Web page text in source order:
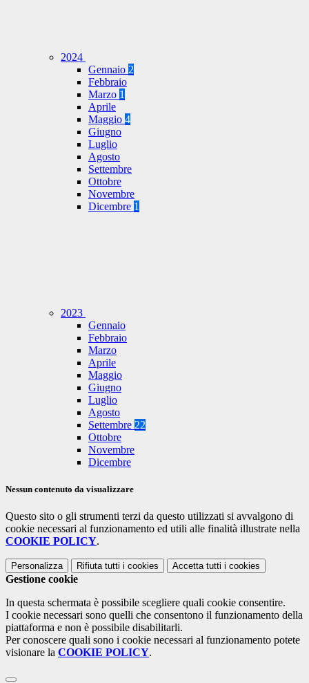
2024
Gennaio 2
Febbraio
Marzo 1
Aprile
Maggio 4
Giugno
Luglio
Agosto
Settembre
Ottobre
Novembre
Dicembre 1
2023
Gennaio
Febbraio
Marzo
Aprile
Maggio
Giugno
Luglio
Agosto
Settembre 22
Ottobre
Novembre
Dicembre
Nessun contenuto da visualizzare
Questo sito o gli strumenti terzi da questo utilizzati si avvalgono di
cookie necessari al funzionamento ed utili alle finalità illustrate nella
COOKIE POLICY.
Personalizza Rifiuta tutti i cookies Accetta tutti i cookies
Gestione cookie
In questa schermata è possibile scegliere quali cookie consentire.
I cookie necessari sono quelli che consentono il funzionamento della
piattaforma e non è possibile disabilitarli.
Per conoscere quali sono i cookie necessari al funzionamento potete
visionare la COOKIE POLICY.